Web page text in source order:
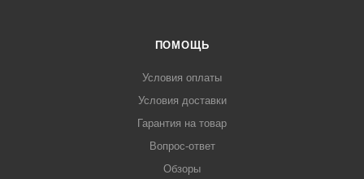
ПОМОЩЬ
Условия оплаты
Условия доставки
Гарантия на товар
Вопрос-ответ
Обзоры